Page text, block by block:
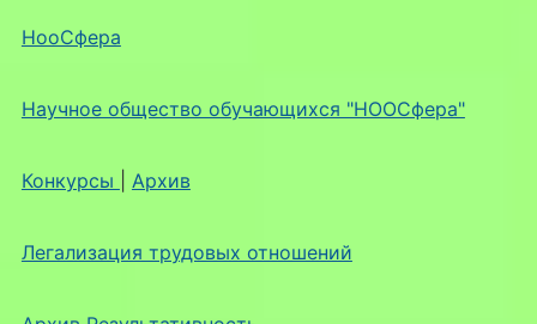
НооСфера
Научное общество обучающихся "НООСфера"
Конкурсы Архив
Легализация трудовых отношений